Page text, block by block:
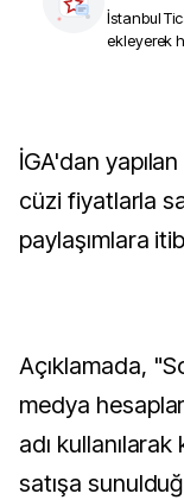
İstanbul
ekleyerek
İGA'dan yapılan açıklamada, "kayıp bagajların
cüzi fiyatlarla
paylaşımlara
Açıklamada,
medya
adı
satışa